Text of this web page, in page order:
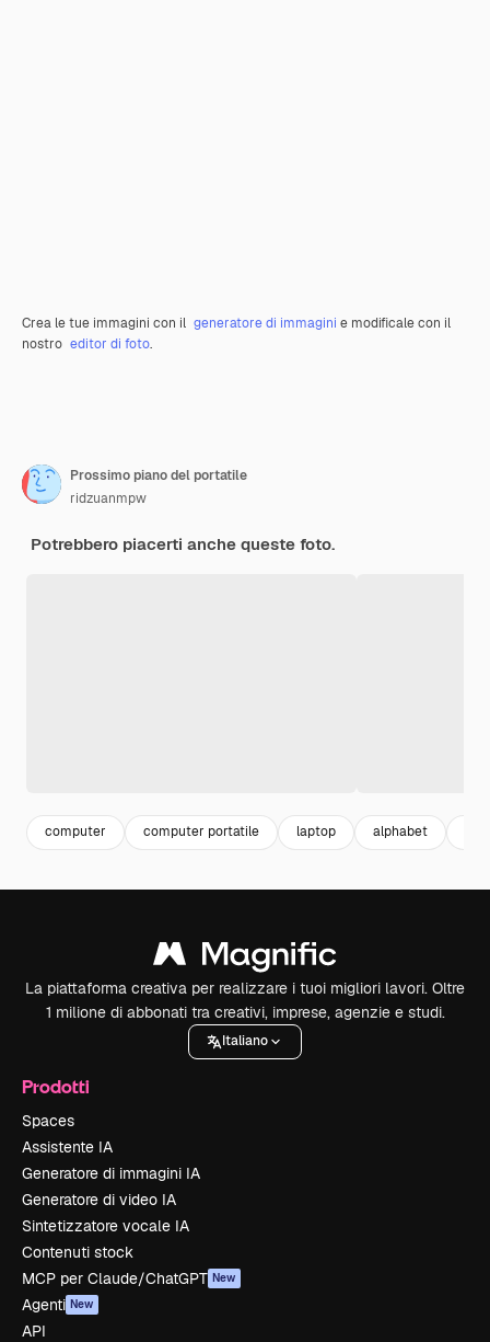
Crea le tue immagini con il generatore di immagini e modificale con il
nostro editor di foto.
Prossimo piano del portatile
ridzuanmpw
Potrebbero piacerti anche queste foto.
computer computer portatile laptop alphabet
La piattaforma creativa per realizzare i tuoi migliori lavori. Oltre
1 milione di abbonati tra creativi, imprese, agenzie e studi.
Italiano
Prodotti
Spaces
Assistente IA
Generatore di immagini IA
Generatore di video IA
Sintetizzatore vocale IA
Contenuti stock
MCP per Claude/ChatGPT New
Agenti New
API